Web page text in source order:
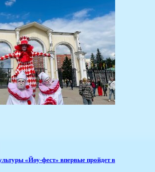
«Йоу-фест» впервые пройдет в